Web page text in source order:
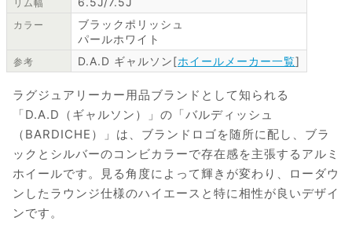
リム幅
カラー
ブラックポリッシュ
パールホワイト
参考 D.A.D ギャルソン[ホイールメーカー一覧]
ラグジュアリーカー用品ブランドとして知られる
「D.A.D（ギャルソン）」の「バルディッシュ
（BARDICHE）」は、ブランドロゴを随所に配し、ブラ
ックとシルバーのコンビカラーで存在感を主張するアルミ
ホイールです。見る角度によって輝きが変わり、ローダウ
ンしたラウンジ仕様のハイエースと特に相性が良いデザイ
ンです。